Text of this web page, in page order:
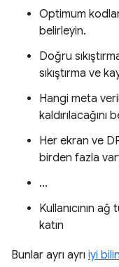
Optimum
belirleyin.
Doğru
sıkıştırma ve
Hangi meta
kaldırılacağını
Her ekran ve
birden fazla
...
Kullanıcının
katın
Bunlar ayrı ayrı iyi